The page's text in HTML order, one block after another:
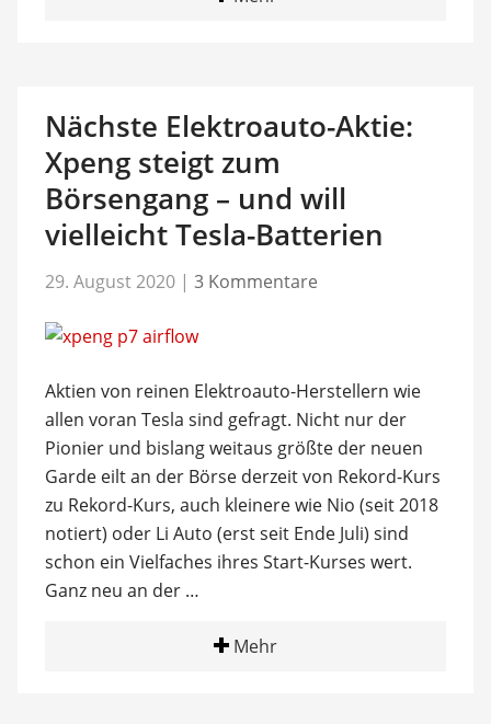
Nächste Elektroauto-Aktie:
Xpeng steigt zum
Börsengang – und will
vielleicht Tesla-Batterien
29. August 2020 | 3 Kommentare
Aktien von reinen Elektroauto-Herstellern wie
allen voran Tesla sind gefragt. Nicht nur der
Pionier und bislang weitaus größte der neuen
Garde eilt an der Börse derzeit von Rekord-Kurs
zu Rekord-Kurs, auch kleinere wie Nio (seit 2018
notiert) oder Li Auto (erst seit Ende Juli) sind
schon ein Vielfaches ihres Start-Kurses wert.
Ganz neu an der …
Mehr